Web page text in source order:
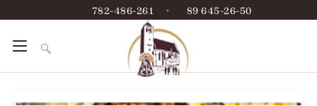
782-486-261 • 89 645-26-50